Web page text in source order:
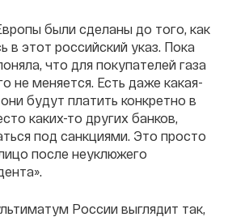
были сделаны до того, как
в этот российский указ. Пока
что для покупателей газа
не меняется. Есть даже какая-
будут платить конкретно в
каких-то других банков,
под санкциями. Это просто
после неуклюжего
России выглядит так,